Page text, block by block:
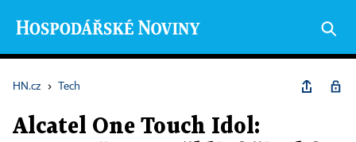
HN.cz › Tech
Alcatel One Touch Idol: